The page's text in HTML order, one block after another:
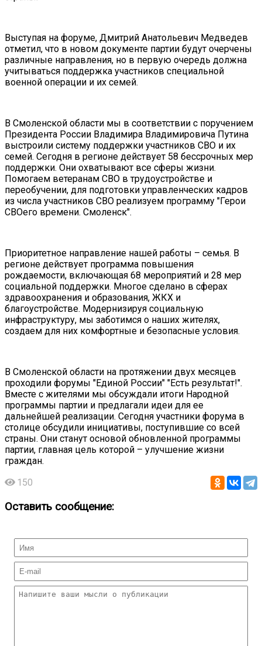
Выступая на форуме, Дмитрий Анатольевич Медведев
отметил, что в новом документе партии будут очерчены
различные направления, но в первую очередь должна
учитываться поддержка участников специальной
военной операции и их семей.
В Смоленской области мы в соответствии с поручением
Президента России Владимира Владимировича Путина
выстроили систему поддержки участников СВО и их
семей. Сегодня в регионе действует 58 бессрочных мер
поддержки. Они охватывают все сферы жизни.
Помогаем ветеранам СВО в трудоустройстве и
переобучении, для подготовки управленческих кадров
из числа участников СВО реализуем программу "Герои
СВОего времени. Смоленск".
Приоритетное направление нашей работы – семья. В
регионе действует программа повышения
рождаемости, включающая 68 мероприятий и 28 мер
социальной поддержки. Многое сделано в сферах
здравоохранения и образования, ЖКХ и
благоустройстве. Модернизируя социальную
инфраструктуру, мы заботимся о наших жителях,
создаем для них комфортные и безопасные условия.
В Смоленской области на протяжении двух месяцев
проходили форумы "Единой России" "Есть результат!".
Вместе с жителями мы обсуждали итоги Народной
программы партии и предлагали идеи для ее
дальнейшей реализации. Сегодня участники форума в
столице обсудили инициативы, поступившие со всей
страны. Они станут основой обновленной программы
партии, главная цель которой – улучшение жизни
граждан.
150
Оставить сообщение: